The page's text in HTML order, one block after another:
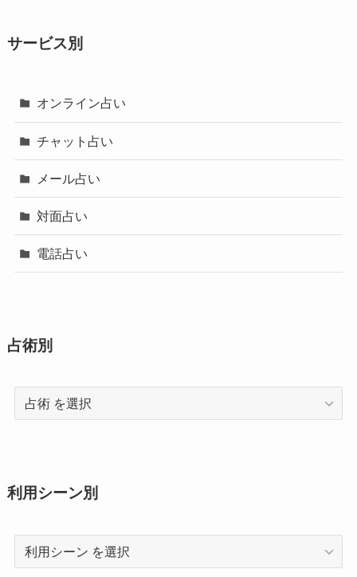
サービス別
オンライン占い
チャット占い
メール占い
対面占い
電話占い
占術別
術
利用シーン別
利
用